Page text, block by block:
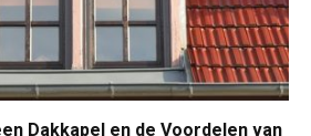
Dakkapel en de Voordelen van